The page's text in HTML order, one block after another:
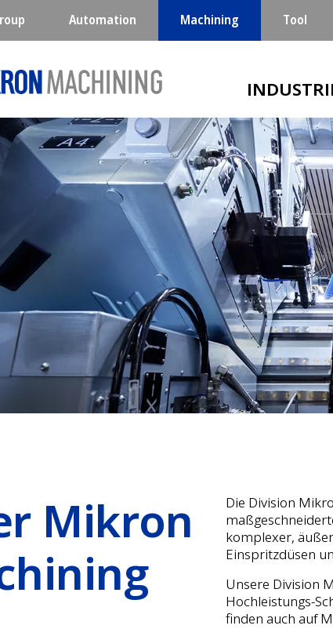
Automation Machining Tool
Mikron
Die Division
komplexer,
Einspritzdüsen
Unsere Division
Hochleistungs-
finden auch auf